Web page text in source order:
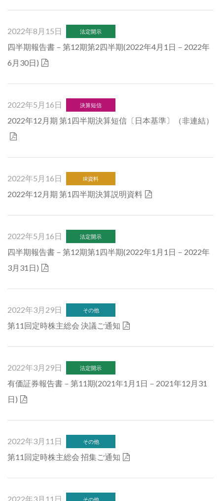
2022年8月15日 法定開示
四半期報告書－第12期第2四半期(2022年4月1日－2022年
6月30日)
2022年5月16日 決算短信
2022年12月期 第1四半期決算短信〔日本基準〕（非連結）
2022年5月16日 IR資料
2022年12月期 第1四半期決算説明資料
2022年5月16日 法定開示
四半期報告書－第12期第1四半期(2022年1月1日－2022年
3月31日)
2022年3月29日 その他
第11回定時株主総会 決議ご通知
2022年3月29日 法定開示
有価証券報告書－第11期(2021年1月1日－2021年12月31
日)
2022年3月11日 その他
第11回定時株主総会 招集ご通知
2022年3月11日 その他